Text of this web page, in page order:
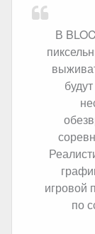
В
игровой
по